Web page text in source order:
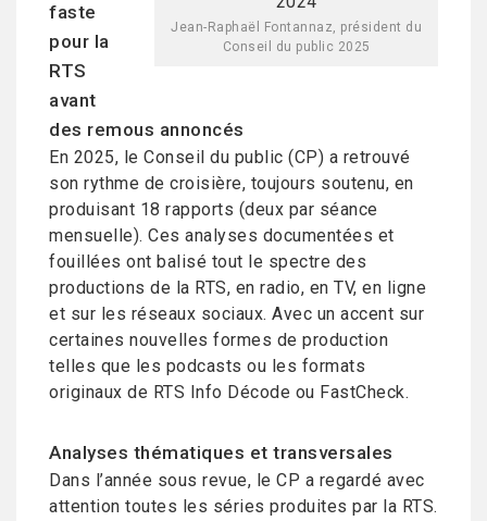
Jean-Raphaël Fontannaz, président du
Conseil du public 2025
faste
pour la
RTS
avant
des remous annoncés
En 2025, le Conseil du public (CP) a retrouvé
son rythme de croisière, toujours soutenu, en
produisant 18 rapports (deux par séance
mensuelle). Ces analyses documentées et
fouillées ont balisé tout le spectre des
productions de la RTS, en radio, en TV, en ligne
et sur les réseaux sociaux. Avec un accent sur
certaines nouvelles formes de production
telles que les podcasts ou les formats
originaux de RTS Info Décode ou FastCheck.
Analyses thématiques et transversales
Dans l’année sous revue, le CP a regardé avec
attention toutes les séries produites par la RTS.